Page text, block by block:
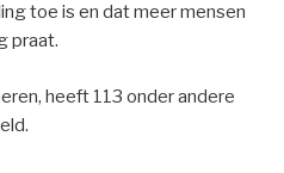
toe is en dat meer mensen
praat.
heeft 113 onder andere